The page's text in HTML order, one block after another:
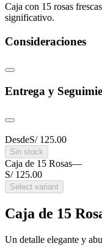
Caja con 15 rosas
significativo.
Consideraciones
Entrega y
DesdeS/ 125.00
Sin stock
Caja de 15 Rosas—
S/ 125.00
Select variant
Caja de 15
Un detalle elegante y